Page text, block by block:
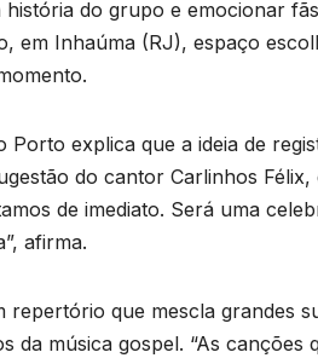
do grupo e emocionar
em Inhaúma (RJ), espaço
Porto explica que a ideia de
do cantor Carlinhos
de imediato. Será uma
afirma.
repertório que mescla grandes
da música gospel. “As